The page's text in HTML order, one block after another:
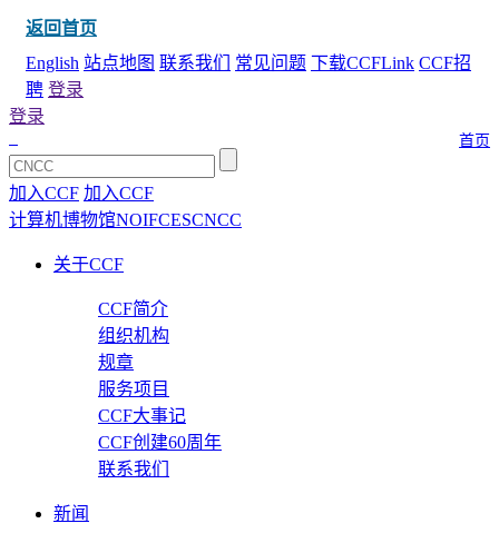
返回首页
English 站点地图 联系我们 常见问题 下载CCFLink CCF招
聘 登录
首页
登录
加入CCF 加入CCF
计算机博物馆NOIFCESCNCC
关于CCF
CCF简介
组织机构
规章
服务项目
CCF大事记
CCF创建60周年
联系我们
新闻